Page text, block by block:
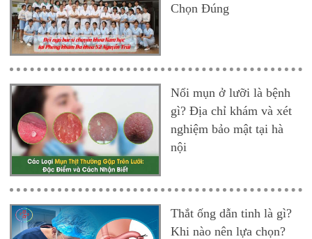
Chọn Đúng
Nổi mụn ở lưỡi là bệnh
gì? Địa chỉ khám và xét
nghiệm bảo mật tại hà
nội
Thắt ống dẫn tinh là gì?
Khi nào nên lựa chọn?